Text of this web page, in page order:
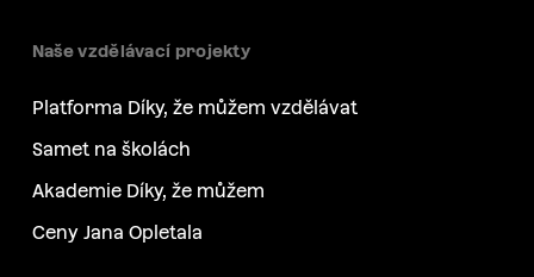
Naše vzdělávací projekty
Platforma Díky, že můžem vzdělávat
Samet na školách
Akademie Díky, že můžem
Ceny Jana Opletala